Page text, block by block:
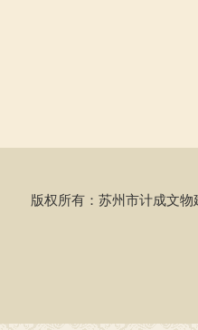
版权所有：苏州市计成文